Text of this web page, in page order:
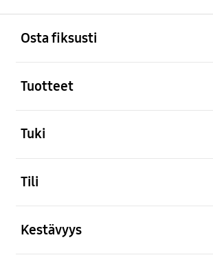
Osta fiksusti
Tuotteet
Tuki
Tili
Kestävyys